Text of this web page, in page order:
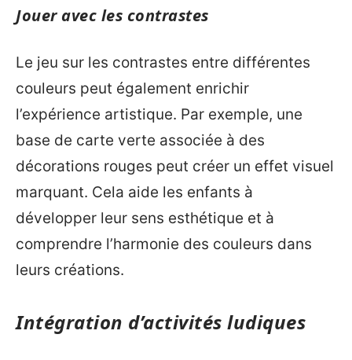
Jouer avec les contrastes
Le jeu sur les contrastes entre différentes
couleurs peut également enrichir
l’expérience artistique. Par exemple, une
base de carte verte associée à des
décorations rouges peut créer un effet visuel
marquant. Cela aide les enfants à
développer leur sens esthétique et à
comprendre l’harmonie des couleurs dans
leurs créations.
Intégration d’activités ludiques